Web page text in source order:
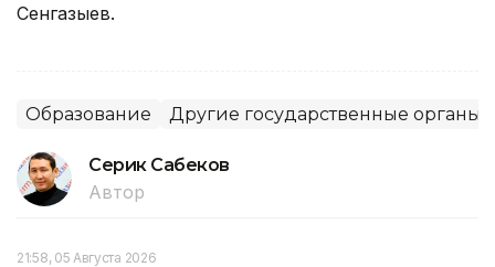
Сенгазыев.
Образование Другие государственные органы
Серик Сабеков
Автор
21:58, 05 Августа 2026